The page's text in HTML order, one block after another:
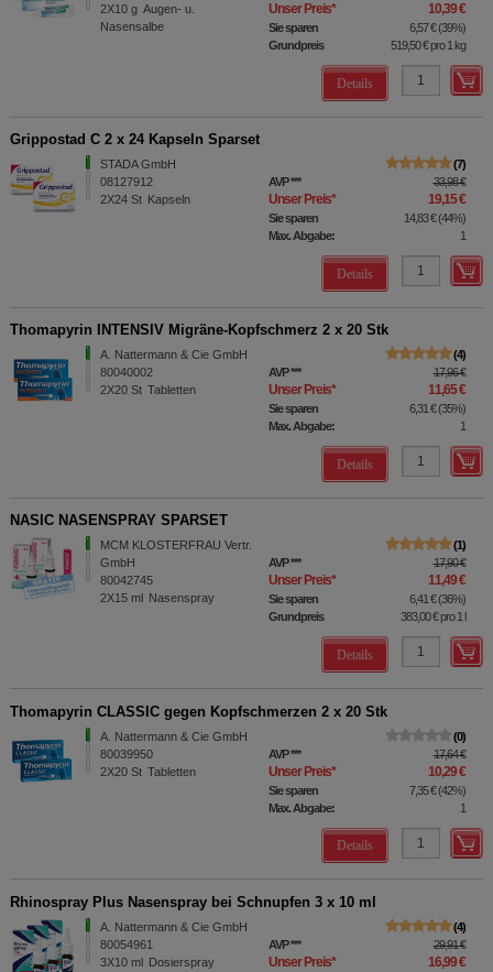
2X10 g Augen- u.
Nasensalbe
Unser Preis* 10,39 €
Sie sparen 6,57 €(39%)
Grundpreis
519,50 €pro 1 kg
Details
Grippostad C 2 x 24 Kapseln Sparset
STADA GmbH
08127912
2X24 St Kapseln
7
AVP*** 33,98 €
Unser Preis* 19,15 €
Sie sparen 14,83 €(44%)
Max. Abgabe:
1
Details
Thomapyrin INTENSIV Migräne-Kopfschmerz 2 x 20 Stk
A. Nattermann & Cie GmbH
80040002
2X20 St Tabletten
4
AVP*** 17,96 €
Unser Preis* 11,65 €
Sie sparen 6,31 €(35%)
Max. Abgabe:
1
Details
NASIC NASENSPRAY SPARSET
MCM KLOSTERFRAU Vertr.
GmbH
80042745
2X15 ml Nasenspray
1
AVP*** 17,90 €
Unser Preis* 11,49 €
Sie sparen 6,41 €(36%)
Grundpreis
383,00 €pro 1 l
Details
Thomapyrin CLASSIC gegen Kopfschmerzen 2 x 20 Stk
A. Nattermann & Cie GmbH
80039950
2X20 St Tabletten
0
AVP*** 17,64 €
Unser Preis* 10,29 €
Sie sparen 7,35 €(42%)
Max. Abgabe:
1
Details
Rhinospray Plus Nasenspray bei Schnupfen 3 x 10 ml
A. Nattermann & Cie GmbH
80054961
3X10 ml Dosierspray
4
AVP*** 29,91 €
Unser Preis* 16,99 €